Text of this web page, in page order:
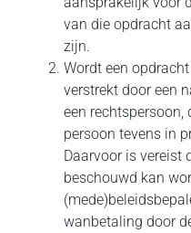
van die opdracht
zijn.
Wordt een
verstrekt door een
een
persoon tevens in
Daarvoor is vereist
beschouwd kan
wanbetaling door